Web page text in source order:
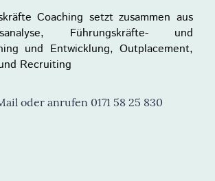
Coaching setzt zusammen aus
Führungskräfte- und
und Entwicklung, Outplacement,
Recruiting
oder anrufen 0171 58 25 830